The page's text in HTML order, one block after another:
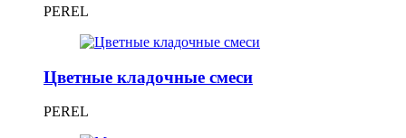
PEREL
Цветные кладочные смеси
PEREL